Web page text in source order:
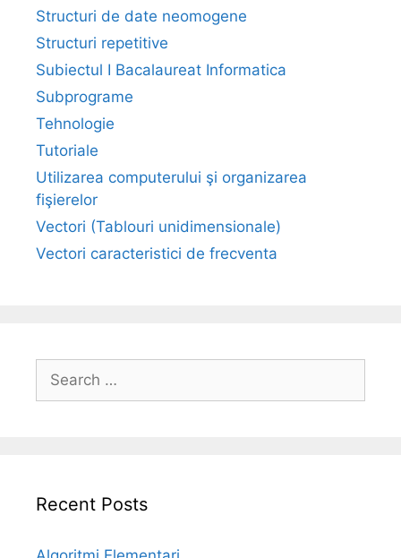
Structuri de date neomogene
Structuri repetitive
Subiectul I Bacalaureat Informatica
Subprograme
Tehnologie
Tutoriale
Utilizarea computerului şi organizarea
fişierelor
Vectori (Tablouri unidimensionale)
Vectori caracteristici de frecventa
Search
for:
Recent Posts